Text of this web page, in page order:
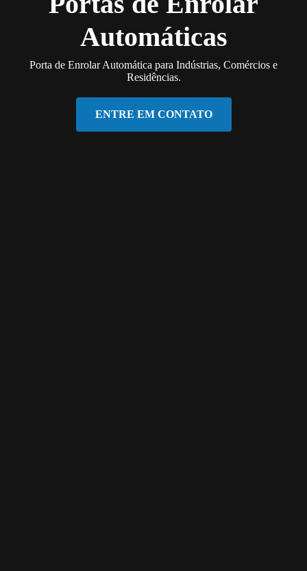
Automáticas
Porta de Enrolar Automática para Indústrias, Comércios e
Residências.
ENTRE EM CONTATO